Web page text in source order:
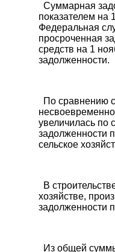
Суммарная
показателем на
Федеральная
просроченная
средств на 1
задолженности.
По сравнению с
увеличилась по
задолженности
сельское
В
хозяйстве,
задолженности
Из общей